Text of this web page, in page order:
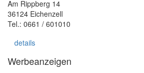
Am Rippberg 14
36124 Eichenzell
Tel.: 0661 / 601010
details
Werbeanzeigen